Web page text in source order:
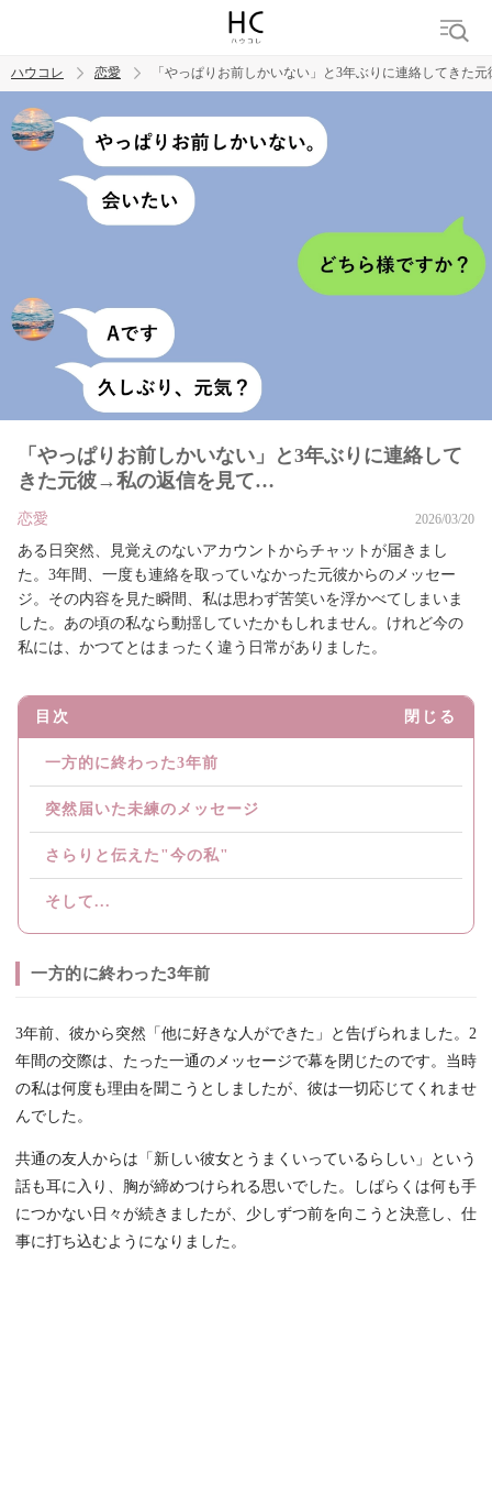
トレンド ワード
ハウコレ 恋愛 「やっぱりお前しかいない」と3年ぶりに連絡してきた
「やっぱりお前しかいない」と3年ぶりに連絡して
きた元彼→私の返信を見て…
恋愛 2026/03/20
ある日突然、見覚えのないアカウントからチャットが届きまし
た。3年間、一度も連絡を取っていなかった元彼からのメッセー
ジ。その内容を見た瞬間、私は思わず苦笑いを浮かべてしまいま
した。あの頃の私なら動揺していたかもしれません。けれど今の
私には、かつてとはまったく違う日常がありました。
目次 閉じる
一方的に終わった3年前
突然届いた未練のメッセージ
さらりと伝えた"今の私"
そして...
一方的に終わった3年前
3年前、彼から突然「他に好きな人ができた」と告げられました。2
年間の交際は、たった一通のメッセージで幕を閉じたのです。当時
の私は何度も理由を聞こうとしましたが、彼は一切応じてくれませ
んでした。
共通の友人からは「新しい彼女とうまくいっているらしい」という
話も耳に入り、胸が締めつけられる思いでした。しばらくは何も手
につかない日々が続きましたが、少しずつ前を向こうと決意し、仕
事に打ち込むようになりました。